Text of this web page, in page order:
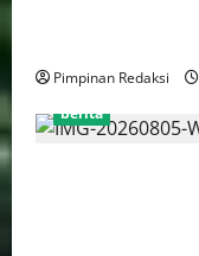
Pimpinan Redaksi
berita